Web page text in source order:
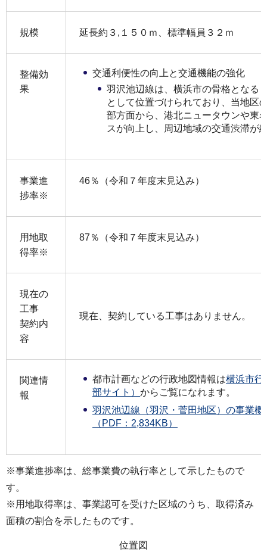
規模 延長約３,１５０ｍ、標準幅員３２ｍ
整備効
果
交通利便性の向上と交通機能の強化
羽沢池辺線は、横浜市の骨格となる
として位置づけられており、当地区
部方面から、港北ニュータウンや東
スが向上し、周辺地域の交通渋滞が
事業進
捗率※
46％（令和７年度末見込み）
用地取
得率※
87％（令和７年度末見込み）
現在の
工事
契約内
容
現在、契約している工事はありません。
関連情
報
都市計画などの行政地図情報は横浜市行
部サイト） からご覧になれます。
羽沢池辺線（羽沢・菅田地区）の事業
（PDF：2,834KB）
※事業進捗率は、総事業費の執行率として示したもので
す。
※用地取得率は、事業認可を受けた区域のうち、取得済み
面積の割合を示したものです。
位置図